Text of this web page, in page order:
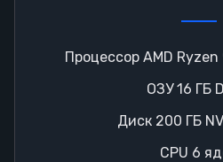
Процессор AMD Ryzen
ОЗУ 16 ГБ
Диск 200 ГБ
CPU 6